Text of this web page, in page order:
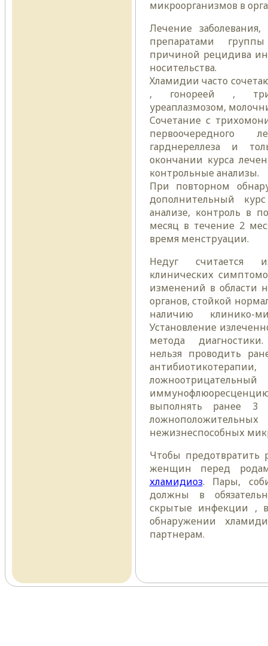
микроорганизмов в
Лечение
препаратами
причиной рецидива
носительства.
Хламидии часто
, гонореей ,
уреаплазмозом,
Сочетание с
первоочередного
гарднереллеза и
окончании курса
контрольные анализы.
При повторном
дополнительный
анализе, контроль в
месяц в течение 2
время менструации.
Недуг считается
клинических
изменений в области
органов, стойкой
наличию клинико-
Установление
метода
нельзя проводить
выполнять ранее
ложноположительных
нежизнеспособных
Чтобы предотвратить
женщин перед
хламидиоз. Пары,
должны в
скрытые инфекции ,
обнаружении
партнерам.